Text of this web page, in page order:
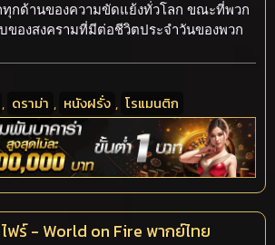
กด้านของความขัดแย้งทั่วโลก ขณะที่พวก
ของสงครามที่มีต่อชีวิตประจำวันของพวก
, ดราม่า , หนังฝรั่ง , โรแมนติก
ฟร์ - World on Fire พากย์ไทย